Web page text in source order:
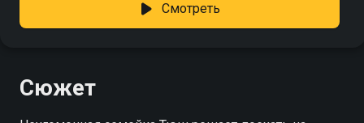
Смотреть
Сюжет